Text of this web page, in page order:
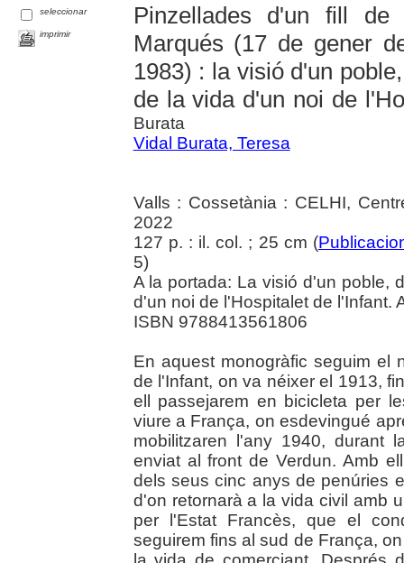
seleccionar
imprimir
Pinzellades d'un fill de
Marqués (17 de gener
1983) : la visió d'un
de la vida d'un noi de
Burata
Vidal Burata, Teresa
Valls : Cossetània : CELHI,
2022
127 p. : il. col. ; 25 cm (
5)
A la portada: La visió d'un poble,
d'un noi de l'Hospitalet de l'Infant.
ISBN 9788413561806
En aquest monogràfic seguim el
de l'Infant, on va néixer el 1913,
ell passejarem en bicicleta per
viure a França, on esdevingué
mobilitzaren l'any 1940, durant
enviat al front de Verdun. Amb
dels seus cinc anys de penúries
d'on retornarà a la vida civil amb
per l'Estat Francès, que el
seguirem fins al sud de França,